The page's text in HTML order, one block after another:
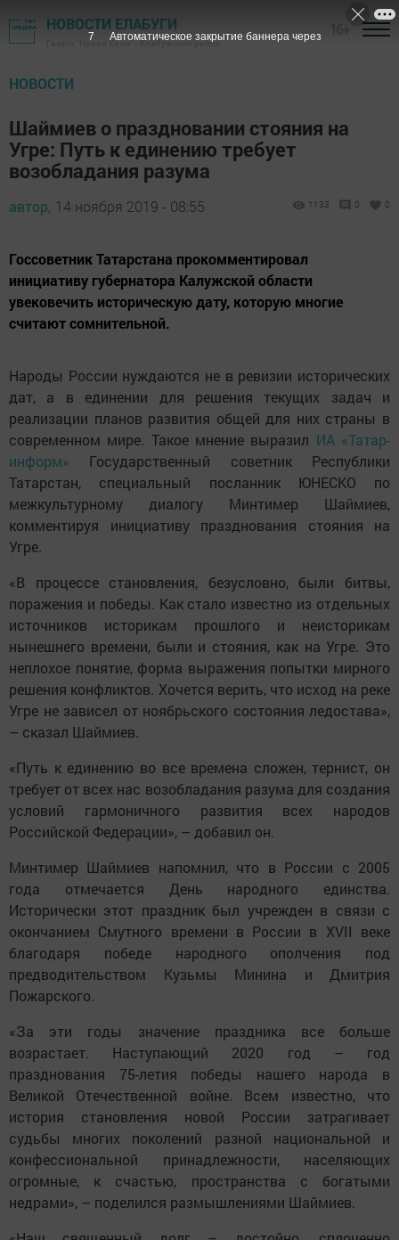
НОВОСТИ ЕЛАБУГИ
Газета "Новая Кама" - Елабужский район
НОВОСТИ
Шаймиев о праздновании стояния на
Угре: Путь к единению требует
возобладания разума
автор, 14 ноября 2019 - 08:55 1133 0 0
Госсоветник Татарстана прокомментировал
инициативу губернатора Калужской области
увековечить историческую дату, которую многие
считают сомнительной.
Народы России нуждаются не в ревизии исторических
дат, а в единении для решения текущих задач и
реализации планов развития общей для них страны в
современном мире. Такое мнение выразил ИА «Татар-
информ» Государственный советник Республики
Татарстан, специальный посланник ЮНЕСКО по
межкультурному диалогу Минтимер Шаймиев,
комментируя инициативу празднования стояния на
Угре.
«В процессе становления, безусловно, были битвы,
поражения и победы. Как стало известно из отдельных
источников историкам прошлого и неисторикам
нынешнего времени, были и стояния, как на Угре. Это
неплохое понятие, форма выражения попытки мирного
решения конфликтов. Хочется верить, что исход на реке
Угре не зависел от ноябрьского состояния ледостава»,
– сказал Шаймиев.
«Путь к единению во все времена сложен, тернист, он
требует от всех нас возобладания разума для создания
условий гармоничного развития всех народов
Российской Федерации», – добавил он.
Минтимер Шаймиев напомнил, что в России с 2005
года отмечается День народного единства.
Исторически этот праздник был учрежден в связи с
окончанием Смутного времени в России в XVII веке
благодаря победе народного ополчения под
предводительством Кузьмы Минина и Дмитрия
Пожарского.
«За эти годы значение праздника все больше
возрастает. Наступающий 2020 год – год
празднования 75-летия победы нашего народа в
Великой Отечественной войне. Всем известно, что
история становления новой России затрагивает
судьбы многих поколений разной национальной и
конфессиональной принадлежности, населяющих
огромные, к счастью, пространства с богатыми
недрами», – поделился размышлениями Шаймиев.
7 Автоматическое закрытие баннера через